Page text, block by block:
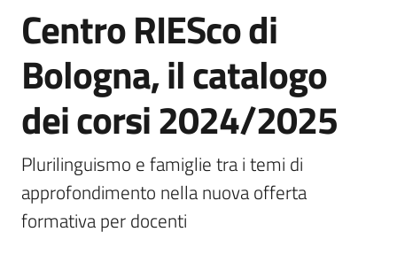
Servizi
Leggi,
atti
e
bandi
Piani,
Salta al contenuto
Centro RIESco di
Bologna, il catalogo
dei corsi 2024/2025
Plurilinguismo e famiglie tra i temi di
approfondimento nella nuova offerta
formativa per docenti